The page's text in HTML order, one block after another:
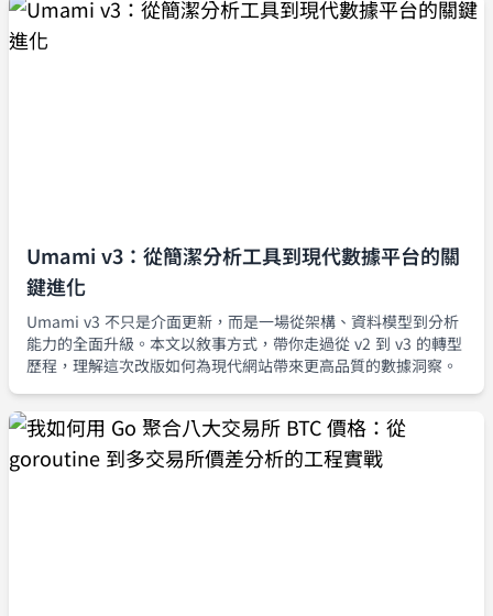
Umami v3：從簡潔分析工具到現代數據平台的關
鍵進化
Umami v3 不只是介面更新，而是一場從架構、資料模型到分析
能力的全面升級。本文以敘事方式，帶你走過從 v2 到 v3 的轉型
歷程，理解這次改版如何為現代網站帶來更高品質的數據洞察。